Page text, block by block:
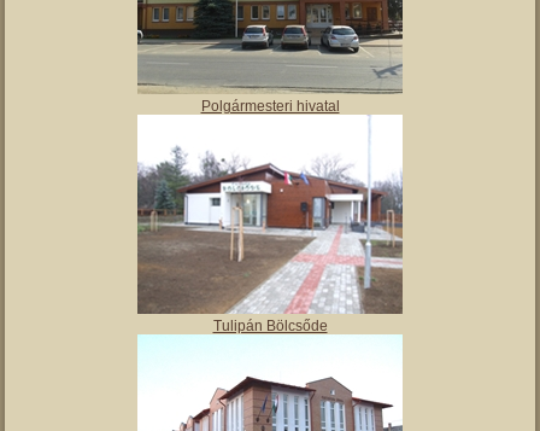
Polgármesteri hivatal
Tulipán Bölcsőde